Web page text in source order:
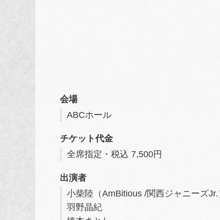
会場
ABCホール
チケット代金
全席指定・税込 7,500円
出演者
小柴陸（AmBitious /関西ジャニーズ
羽野晶紀